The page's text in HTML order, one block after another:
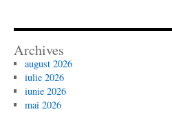
Archives
august 2026
iulie 2026
iunie 2026
mai 2026